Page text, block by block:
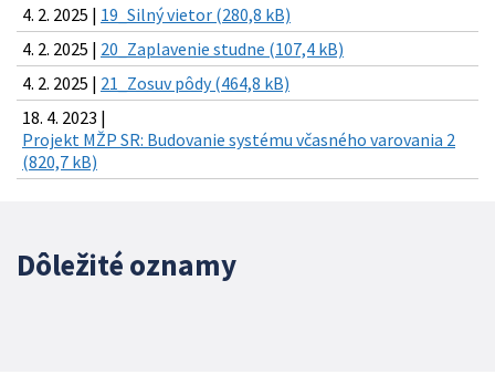
4. 2. 2025 | 19_Silný vietor (280,8 kB)
4. 2. 2025 | 20_Zaplavenie studne (107,4 kB)
4. 2. 2025 | 21_Zosuv pôdy (464,8 kB)
18. 4. 2023 |
Projekt MŽP SR: Budovanie systému včasného varovania 2
(820,7 kB)
Dôležité oznamy